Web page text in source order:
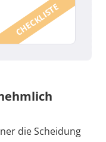
CHECKLISTE
die Scheidung